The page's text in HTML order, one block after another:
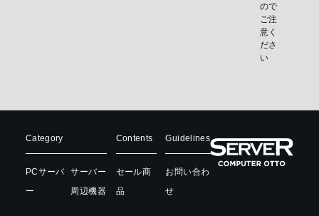
ので
ご注
意く
ださ
い
Category
PCサーバ
ー
サーバー
周辺機器
Contents
セール商
品
Guidelines
お問い合わ
せ